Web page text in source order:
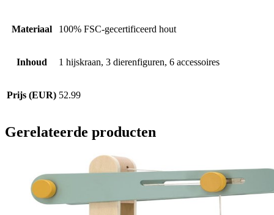
Materiaal 100% FSC-gecertificeerd hout
Inhoud 1 hijskraan, 3 dierenfiguren, 6 accessoires
Prijs (EUR) 52.99
Gerelateerde producten